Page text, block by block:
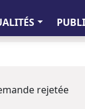
rejetée